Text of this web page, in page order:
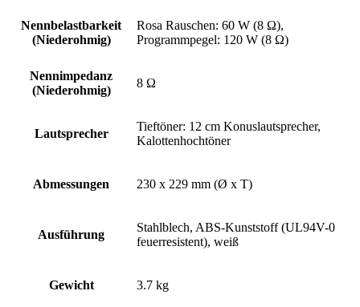
Nennbelastbarkeit
(Niederohmig)
Rosa Rauschen: 60 W (8 Ω),
Programmpegel: 120 W (8 Ω)
Nennimpedanz
(Niederohmig)
8 Ω
Lautsprecher
Tieftöner: 12 cm Konuslautsprecher,
Kalottenhochtöner
Abmessungen 230 x 229 mm (Ø x T)
Ausführung
Stahlblech, ABS-Kunststoff (UL94V-0
feuerresistent), weiß
Gewicht 3.7 kg